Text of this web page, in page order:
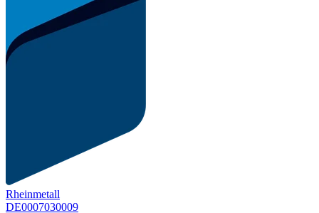
Rheinmetall
DE0007030009